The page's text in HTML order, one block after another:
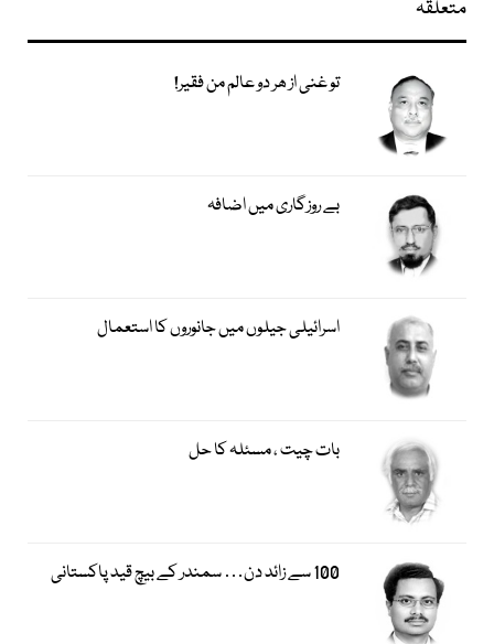
متعلقہ
تو غنی از ھر دو عالم من فقیر!
بے روزگاری میں اضافہ
اسرائیلی جیلوں میں جانوروں کا استعمال
بات چیت ، مسئلہ کا حل
100 سے زائد دن… سمندر کے بیچ قید پاکستانی